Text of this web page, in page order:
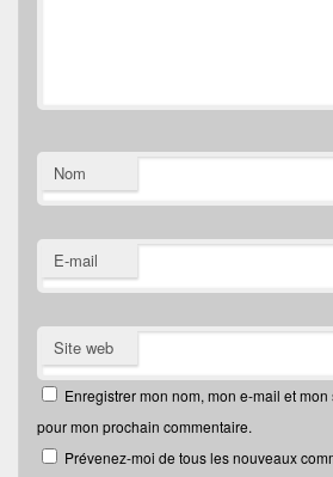
Nom
E-mail
Site web
Enregistrer mon nom, mon e-mail et
pour mon prochain commentaire.
Prévenez-moi de tous les nouveaux